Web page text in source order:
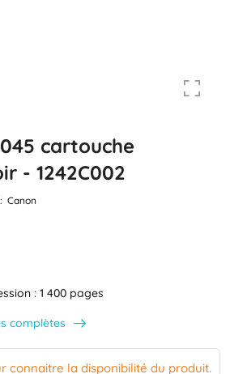
cartouche
- 1242C002
Canon
: 1 400 pages
complètes
connaitre la disponibilité du produit.